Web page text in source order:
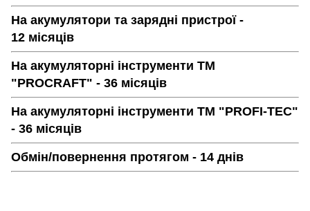
На акумулятори та зарядні пристрої -
12 місяців
На акумуляторні інструменти ТМ
"PROCRAFT" - 36 місяців
На акумуляторні інструменти ТМ "PROFI-TEC"
- 36 місяців
Обмін/повернення протягом - 14 днів